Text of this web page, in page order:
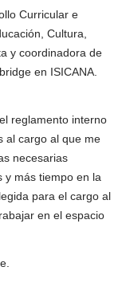
Curricular e
Cultura,
y coordinadora de
en ISICANA.
reglamento interno
al cargo al que me
necesarias
y más tiempo en la
para el cargo al
en el espacio